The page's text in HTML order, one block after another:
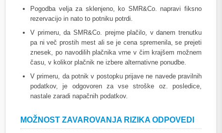
Pogodba velja za sklenjeno, ko SMR&Co. napravi fiksno
rezervacijo in nato to potniku potrdi.
V primeru, da SMR&Co. prejme plačilo, v danem trenutku
pa ni več prostih mest ali se je cena spremenila, se prejeti
znesek, po navodilih plačnika vrne v čim krajšem možnem
času, v kolikor plačnik ne izbere alternativne ponudbe.
V primeru, da potnik v postopku prijave ne navede pravilnih
podatkov, je odgovoren za vse stroške oz. posledice,
nastale zaradi napačnih podatkov.
MOŽNOST ZAVAROVANJA RIZIKA ODPOVEDI